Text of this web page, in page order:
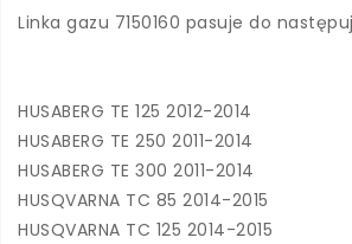
Linka gazu 7150160 pasuje do
HUSABERG TE 125 2012-2014
HUSABERG TE 250 2011-2014
HUSABERG TE 300 2011-2014
HUSQVARNA TC 85 2014-2015
HUSQVARNA TC 125 2014-2015